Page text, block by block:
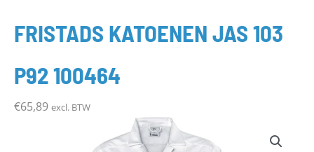
FRISTADS KATOENEN JAS 103
P92 100464
€65,89 excl. BTW